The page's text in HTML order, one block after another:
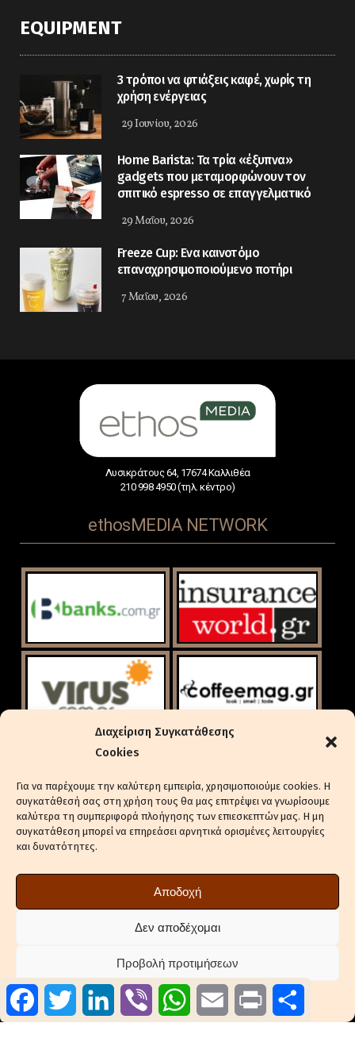
Διαχείριση Συγκατάθεσης
Cookies
Για να παρέχουμε την καλύτερη εμπειρία, χρησιμοποιούμε cookies. Η
συγκατάθεσή σας στη χρήση τους θα μας επιτρέψει να γνωρίσουμε
καλύτερα τη συμπεριφορά πλοήγησης των επιεσκεπτών μας. Η μη
συγκατάθεση μπορεί να επηρεάσει αρνητικά ορισμένες λειτουργίες
και δυνατότητες.
Αποδοχή
Δεν αποδέχομαι
Προβολή προτιμήσεων
Πολιτική CookiesΠολιτική Απορρήτου
EQUIPMENT
3 τρόποι να φτιάξεις καφέ, χωρίς τη
χρήση ενέργειας
29 Ιουνίου, 2026
Home Barista: Τα τρία «έξυπνα»
gadgets που μεταμορφώνουν τον
σπιτικό espresso σε επαγγελματικό
29 Μαΐου, 2026
Freeze Cup: Eνα καινοτόμο
επαναχρησιμοποιούμενο ποτήρι
7 Μαΐου, 2026
Λυσικράτους 64, 17674 Καλλιθέα
210 998 4950 (τηλ. κέντρο)
ethosMEDIA NETWORK
ΠΟΛΙΤΙΚΉ COOKIES (ΕΕ)
ΣΤΕΊΛΤΕ ΔΕΛΤΊΑ ΤΎΠΟΥ ΤΗΣ ΕΤΑΙΡΕΊΑΣ ΣΑΣ
FacebookTwitter LinkedInViber WhatsApp
Email Print